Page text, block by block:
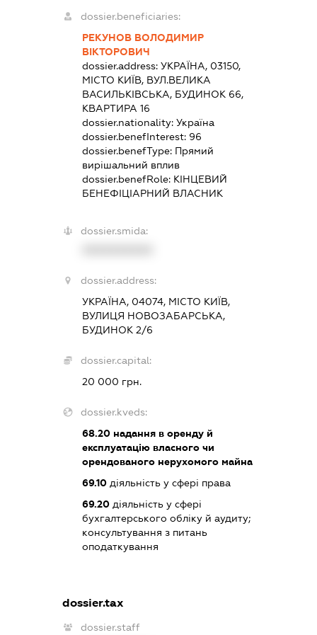
dossier.beneficiaries:
РЕКУНОВ ВОЛОДИМИР
ВІКТОРОВИЧ
dossier.address:УКРАЇНА, 03150,
МІСТО КИЇВ, ВУЛ.ВЕЛИКА
ВАСИЛЬКІВСЬКА, БУДИНОК 66,
КВАРТИРА 16
dossier.nationality:Україна
dossier.benefInterest: 96
dossier.benefType: Прямий
вирішальний вплив
dossier.benefRole: КІНЦЕВИЙ
БЕНЕФІЦІАРНИЙ ВЛАСНИК
dossier.smida:
dossier.address:
УКРАЇНА, 04074, МІСТО КИЇВ,
ВУЛИЦЯ НОВОЗАБАРСЬКА,
БУДИНОК 2/6
dossier.capital:
20 000 грн.
dossier.kveds:
68.20 надання в оренду й
експлуатацію власного чи
орендованого нерухомого майна
69.10 діяльність у сфері права
69.20 діяльність у сфері
бухгалтерського обліку й аудиту;
консультування з питань
оподаткування
dossier.tax
dossier.staff